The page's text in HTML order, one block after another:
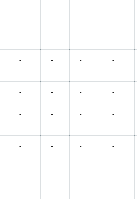
- - - -
- - - -
- - - -
- - - -
- - - -
- - - -